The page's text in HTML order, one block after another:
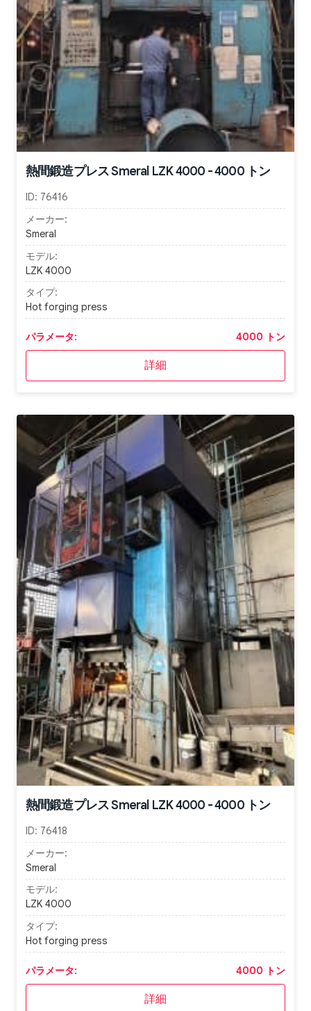
熱間鍛造プレス Smeral LZK 4000 - 4000 トン
ID: 76416
メーカー:
Smeral
モデル:
LZK 4000
タイプ:
Hot forging press
パラメータ: 4000 トン
詳細
熱間鍛造プレス Smeral LZK 4000 - 4000 トン
ID: 76418
メーカー:
Smeral
モデル:
LZK 4000
タイプ:
Hot forging press
パラメータ: 4000 トン
詳細